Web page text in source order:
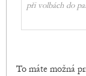
při volbách do
To máte možná